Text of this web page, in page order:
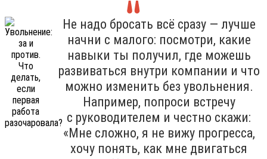
Не надо бросать всё сразу — лучше
начни с малого: посмотри, какие
навыки ты получил, где можешь
развиваться внутри компании и что
можно изменить без увольнения.
Например, попроси встречу
с руководителем и честно скажи:
«Мне сложно, я не вижу прогресса,
хочу понять, как мне двигаться